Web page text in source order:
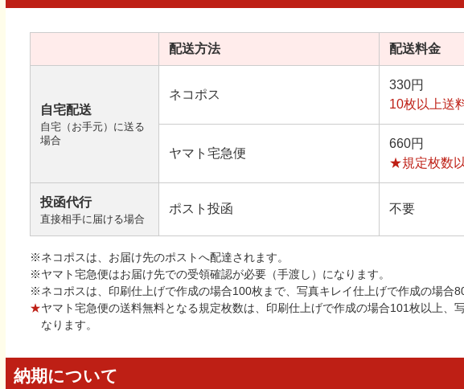
配送方法 配送料金
自宅配送
自宅（お手元）に送る
場合
ネコポス
330円
10枚以上送
ヤマト宅急便
660円
★規定枚数
投函代行
直接相手に届ける場合
ポスト投函 不要
※ネコポスは、お届け先のポストへ配達されます。
※ヤマト宅急便はお届け先での受領確認が必要（手渡し）になります。
※ネコポスは、印刷仕上げで作成の場合100枚まで、写真キレイ仕上げで作成の場合
★ヤマト宅急便の送料無料となる規定枚数は、印刷仕上げで作成の場合101枚以上、
なります。
納期について